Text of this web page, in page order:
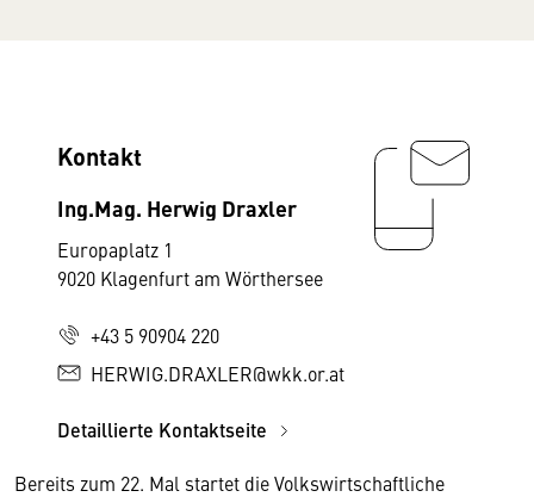
Kontakt
Ing.Mag. Herwig Draxler
Europaplatz 1
9020 Klagenfurt am Wörthersee
+43 5 90904 220
HERWIG.DRAXLER@wkk.or.at
Detaillierte Kontaktseite
Bereits zum 22. Mal startet die Volkswirtschaftliche